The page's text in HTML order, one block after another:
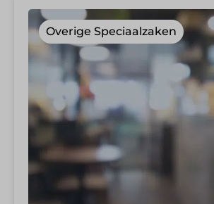
Overige Speciaalzaken